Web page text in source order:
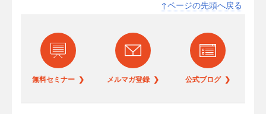
↑ページの先頭へ戻る
無料セミナー ❯ メルマガ登録 ❯ 公式ブログ ❯